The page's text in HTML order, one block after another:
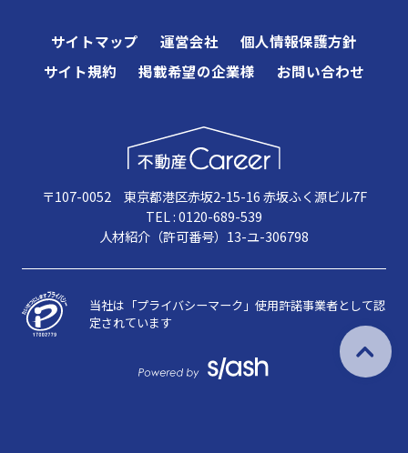
サイトマップ 運営会社
個人情報保護方針
サイト規約
掲載希望の企業様 お問い合わせ
〒107-0052 東京都港区赤坂2-15-16 赤坂ふく源ビル7F
TEL : 0120-689-539
人材紹介（許可番号）13-ユ-306798
当社は「プライバシーマーク」使用許諾事業者として認
定されています